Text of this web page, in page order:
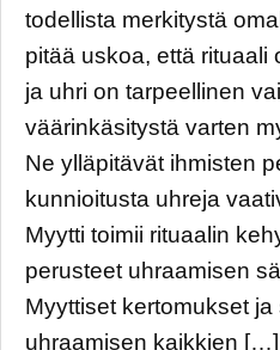
todellista merkitystä
pitää uskoa, että rituaali
ja uhri on tarpeellinen
väärinkäsitystä varten
Ne ylläpitävät ihmisten
kunnioitusta uhreja
Myytti toimii rituaalin
perusteet uhraamisen
Myyttiset kertomukset
uhraamisen kaikkien […]